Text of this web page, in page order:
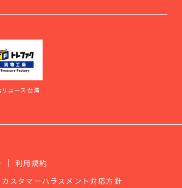
リユース 台湾
利用規約
カスタマーハラスメント対応方針